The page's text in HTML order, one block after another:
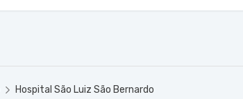
Hospital São Luiz São Bernardo